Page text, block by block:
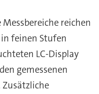
reichen
feinen Stufen
LC-Display
gemessenen
Zusätzliche